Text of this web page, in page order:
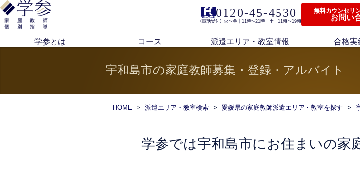
0120-45-4530
（電話受付）火〜金｜11時〜21時 土｜11時〜19時
無料カウンセリ
お問い
学参とは コース 派遣エリア・教室情報 合格実
宇和島市の家庭教師募集・登録・アルバイト
HOME > 派遣エリア・教室検索 > 愛媛県の家庭教師派遣エリア・教室を探す >
学参では宇和島市にお住まいの家